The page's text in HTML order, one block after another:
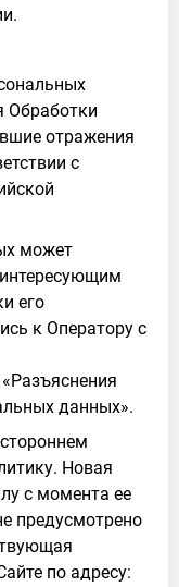
Обработки
отражения
с
может
его
к Оператору с
данных».
Новая
с момента ее
предусмотрено
по адресу: